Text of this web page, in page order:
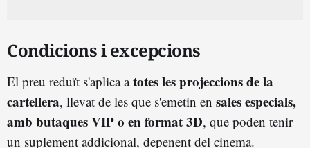
Condicions i excepcions
El preu reduït s'aplica atotes les projeccions de la
cartellera, llevat de les que s'emetin en sales especials,
amb butaques VIP o en format 3D, que poden tenir
un suplement addicional, depenent del cinema.